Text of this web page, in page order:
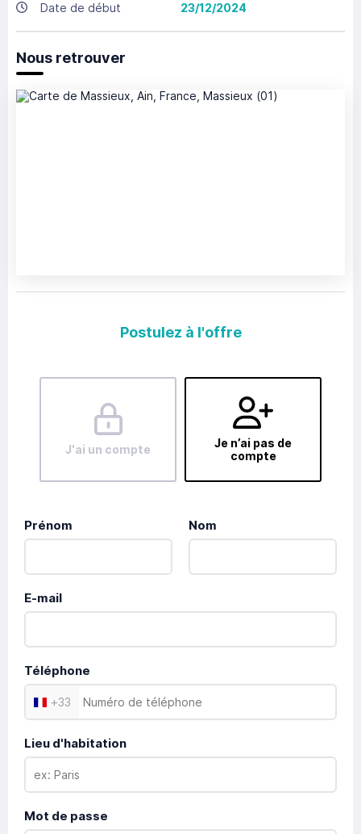
Date de début 23/12/2024
Nous retrouver
Postulez à l'offre
J'ai un compte
Je n’ai pas de
compte
Prénom Nom
E-mail
Téléphone
+33
Lieu d'habitation
Mot de passe